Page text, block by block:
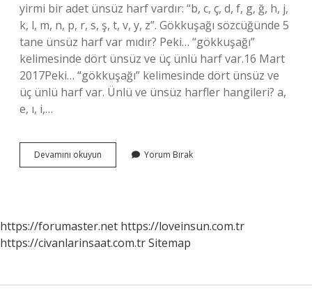
yirmi bir adet ünsüz harf vardır: “b, c, ç, d, f, g, ğ, h, j,
k, l, m, n, p, r, s, ş, t, v, y, z”. Gökkuşağı sözcüğünde 5
tane ünsüz harf var mıdır? Peki… “gökkuşağı”
kelimesinde dört ünsüz ve üç ünlü harf var.16 Mart
2017Peki… “gökkuşağı” kelimesinde dört ünsüz ve
üç ünlü harf var. Ünlü ve ünsüz harfler hangileri? a,
e, ı, i,…
Devamını okuyun Mandalinada
Kaç
Yorum Bırak
https://forumaster.net https://loveinsun.com.tr
https://civanlarinsaat.com.trSitemap